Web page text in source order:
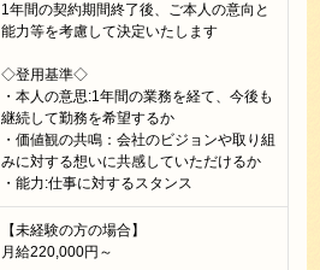
1年間の契約期間終了後、ご本人の意向と
能力等を考慮して決定いたします
◇登用基準◇
・本人の意思:1年間の業務を経て、今後も
継続して勤務を希望するか
・価値観の共鳴：会社のビジョンや取り組
みに対する想いに共感していただけるか
・能力:仕事に対するスタンス
【未経験の方の場合】
月給220,000円～